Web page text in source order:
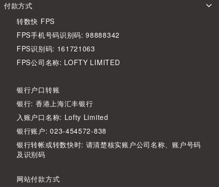
付款方式
转数快 FPS
FPS手机号码识别码: 98888342
FPS识别码: 161721063
FPS公司名称: LOFTY LIMITED
银行户口转账
银行: 香港上海汇丰银行
入账户口名称: Lofty Limited
银行账户: 023-454572-838
银行转帐或转数快时: 请清楚核实账户公司名称、账户号码
及识别码
网站付款方式